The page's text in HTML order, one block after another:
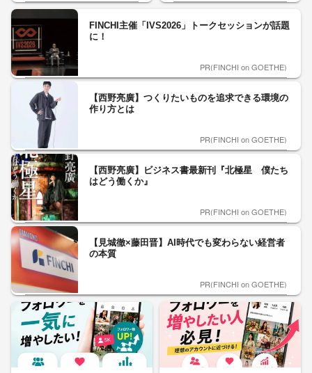
FINCHI主催「IVS2026」トークセッションが話題
に！
PR(FINCHI on GOETHE)
【西野亮廣】つくりたいものを追求できる環境の
作り方とは
PR(FINCHI on GOETHE)
【西野亮廣】ビジネス書最新刊『北極星 僕たち
はどう働くか』
PR(FINCHI on GOETHE)
【見城徹×藤田晋】AI時代でも変わらない経営者
の本質
PR(FINCHI on GOETHE)